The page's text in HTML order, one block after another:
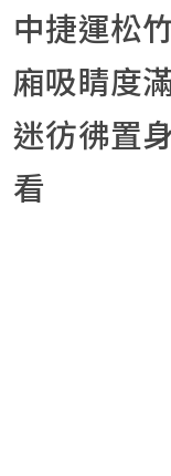
中捷運松
廂吸睛度
迷彷彿置
看